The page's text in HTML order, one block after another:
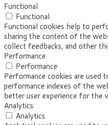
Functional
Functional
Functional cookies help to
sharing the content of the
collect feedbacks, and other
Performance
Performance
Performance cookies are used
performance indexes of the
better user experience for the
Analytics
Analytics